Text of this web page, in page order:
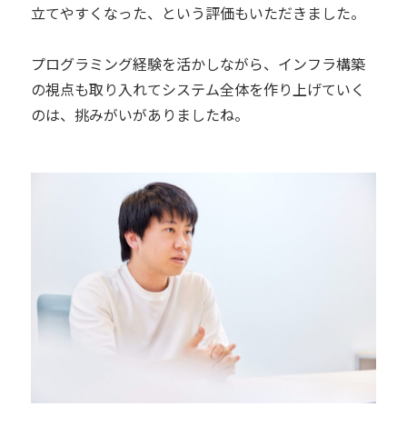
立てやすくなった、という評価もいただきました。
プログラミング経験を活かしながら、インフラ構築
の視点も取り入れてシステム全体を作り上げていく
のは、挑みがいがありましたね。